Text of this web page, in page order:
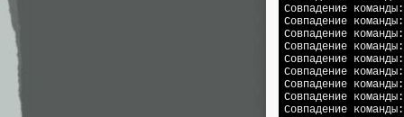
Совпадение
Совпадение
Совпадение
Совпадение
Совпадение
Совпадение
Совпадение
Совпадение
Совпадение